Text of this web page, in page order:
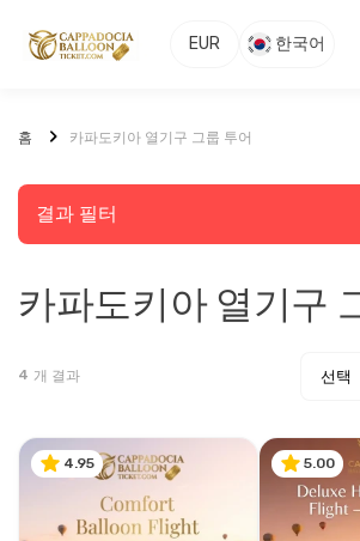
EUR 한국어
홈 카파도키아 열기구 그룹 투어
결과 필터
장소 또는 활동 검색
탐색
카파도키아 열기구
4 개 결과
4.95 5.00